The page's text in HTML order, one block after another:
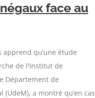
face au
apprend qu’une étude
de l'Institut de
Département de
a montré qu’en cas